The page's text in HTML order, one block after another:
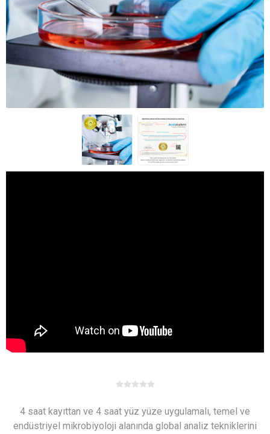
4 saat kayıttan ve 4 saat yüz yüze uygulamalı, temel ve
endüstriyel mikrobiyoloji alanında global analiz tekniklerini